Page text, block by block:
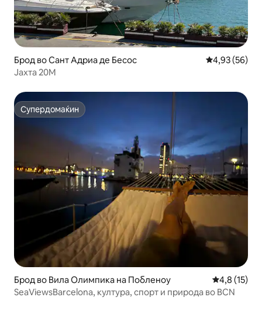
Брод во Сант Адриа де Бесос Просечна
4,93 (56)
Јахта 20М
Супердомаќин
Супердомаќин
Брод во Вила Олимпика на Побленоу Просечна
4,8 (15)
SeaViewsBarcelona, култура, спорт и природа во BCN